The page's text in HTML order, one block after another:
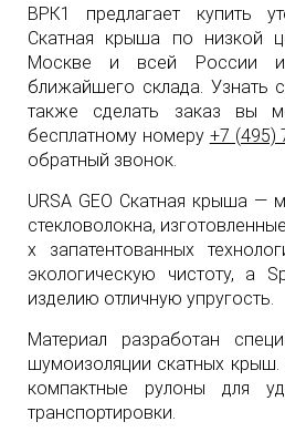
ВРК1 предлагает купить
Скатная крыша по низкой
Москве и всей России
ближайшего склада. Узнать
также сделать заказ вы
бесплатному номеру +7 (495)
обратный звонок.
URSA GEO Скатная крыша —
стекловолокна,
х запатентованных
экологическую чистоту, а
изделию отличную упругость.
Материал разработан
шумоизоляции скатных
компактные рулоны для
транспортировки.